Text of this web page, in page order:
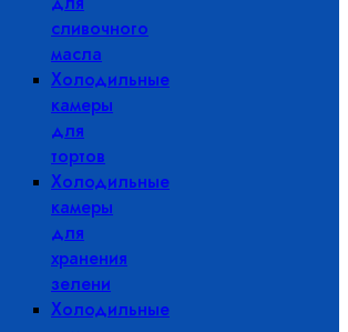
сливочного
масла
Холодильные
камеры
для
тортов
Холодильные
камеры
для
хранения
зелени
Холодильные